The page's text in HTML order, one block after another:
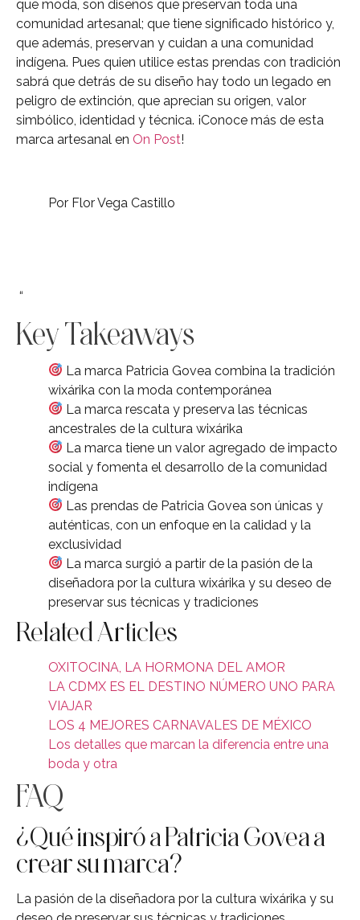
que moda, son diseños que preservan toda una
comunidad artesanal; que tiene significado histórico y,
que además, preservan y cuidan a una comunidad
indígena. Pues quien utilice estas prendas con tradición
sabrá que detrás de su diseño hay todo un legado en
peligro de extinción, que aprecian su origen, valor
simbólico, identidad y técnica. ¡Conoce más de esta
marca artesanal en On Post!
Por Flor Vega Castillo
“
Key Takeaways
La marca Patricia Govea combina la tradición
wixárika con la moda contemporánea
La marca rescata y preserva las técnicas
ancestrales de la cultura wixárika
La marca tiene un valor agregado de impacto
social y fomenta el desarrollo de la comunidad
indígena
Las prendas de Patricia Govea son únicas y
auténticas, con un enfoque en la calidad y la
exclusividad
La marca surgió a partir de la pasión de la
diseñadora por la cultura wixárika y su deseo de
preservar sus técnicas y tradiciones
Related Articles
OXITOCINA, LA HORMONA DEL AMOR
LA CDMX ES EL DESTINO NÚMERO UNO PARA
VIAJAR
LOS 4 MEJORES CARNAVALES DE MÉXICO
Los detalles que marcan la diferencia entre una
boda y otra
FAQ
¿Qué inspiró a Patricia Govea a
crear su marca?
La pasión de la diseñadora por la cultura wixárika y su